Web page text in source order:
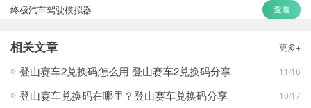
终极汽车驾驶模拟器 查看
3D极速飚车
疯狂撞车王 查看
相关文章 更多+
登山赛车2兑换码怎么用 登山赛车2兑换码分享 11/16
登山赛车兑换码在哪里？登山赛车兑换码分享 10/17